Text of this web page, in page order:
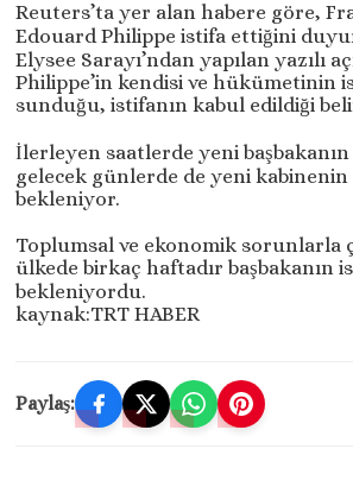
Reuters’ta yer alan habere göre,
Edouard Philippe istifa ettiğini
Elysee Sarayı’ndan yapılan yazılı
Philippe’in kendisi ve hükümetinin
sunduğu, istifanın kabul edildiği
İlerleyen saatlerde yeni
gelecek günlerde de yeni kabinenin
bekleniyor.
Toplumsal ve ekonomik sorunlarla
ülkede birkaç haftadır başbakanın
bekleniyordu.
kaynak:TRT HABER
Paylaş: